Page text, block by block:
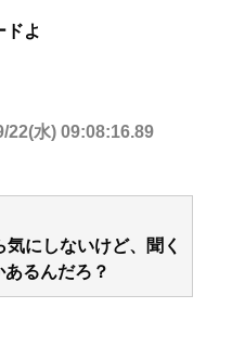
ドよ
22(水) 09:08:16.89
にしないけど、聞く
るんだろ？